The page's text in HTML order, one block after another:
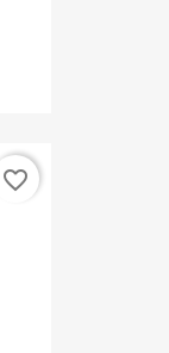
favorite_border